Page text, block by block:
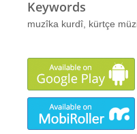
Keywords
muzîka kurdî, kürtçe